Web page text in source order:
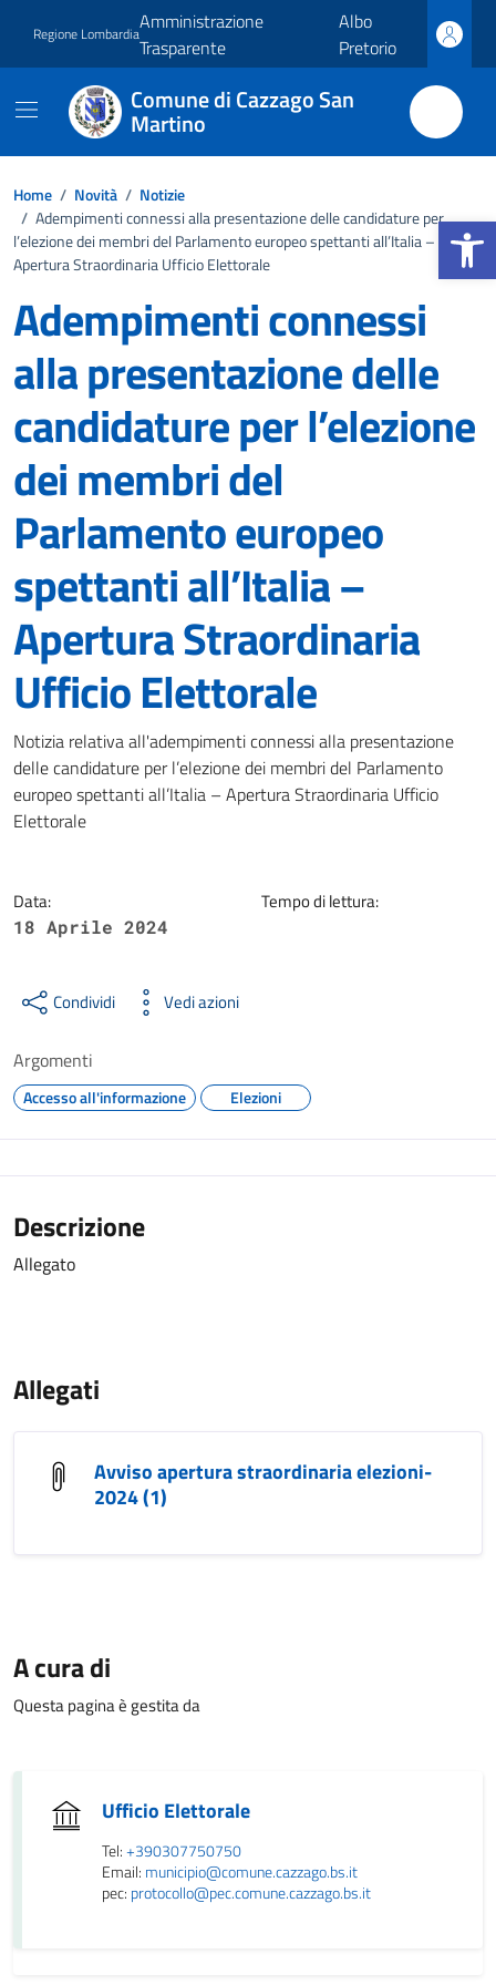
Apri la
Regione LombardiaAmministrazione
Trasparente
Albo
Pretorio
Comune di Cazzago San
Martino
Home / Novità / Notizie
/ Adempimenti connessi alla presentazione delle candidature per
l’elezione dei membri del Parlamento europeo spettanti all’Italia –
Apertura Straordinaria Ufficio Elettorale
Adempimenti connessi
alla presentazione delle
candidature per l’elezione
dei membri del
Parlamento europeo
spettanti all’Italia –
Apertura Straordinaria
Ufficio Elettorale
Dettagli della notizia
Notizia relativa all'adempimenti connessi alla presentazione
delle candidature per l’elezione dei membri del Parlamento
europeo spettanti all’Italia – Apertura Straordinaria Ufficio
Elettorale
Data:
18 Aprile 2024
Tempo di lettura:
Condividi Vedi azioni
Argomenti
Accesso all'informazione Elezioni
Descrizione
Allegato
Allegati
Avviso apertura straordinaria elezioni-
2024 (1)
A cura di
Questa pagina è gestita da
Ufficio Elettorale
Tel:+390307750750
Email: municipio@comune.cazzago.bs.it
pec: protocollo@pec.comune.cazzago.bs.it